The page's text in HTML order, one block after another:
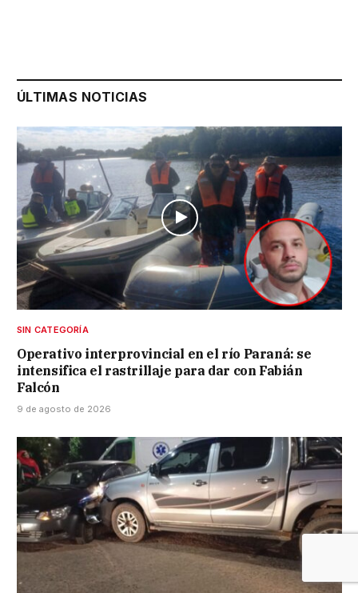
ÚLTIMAS NOTICIAS
SIN CATEGORÍA
Operativo interprovincial en el río Paraná: se
intensifica el rastrillaje para dar con Fabián
Falcón
9 de agosto de 2026